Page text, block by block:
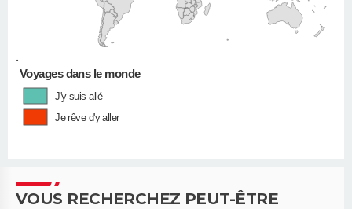
•
Voyages dans le monde
J'y suis allé
Je rêve d'y aller
VOUS RECHERCHEZ PEUT-ÊTRE